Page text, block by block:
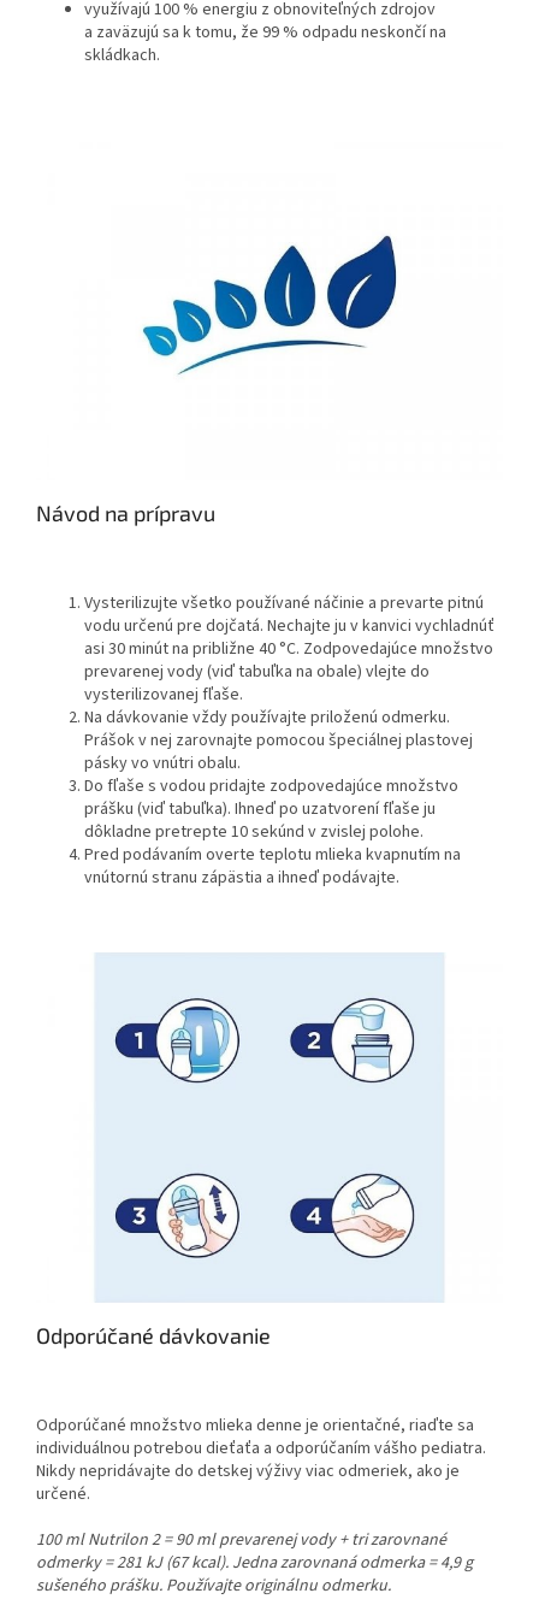
využívajú 100 % energiu z obnoviteľných zdrojov
a zaväzujú sa k tomu, že 99 % odpadu neskončí na
skládkach.
Návod na prípravu
Vysterilizujte všetko používané náčinie a prevarte pitnú
vodu určenú pre dojčatá. Nechajte ju v kanvici vychladnúť
asi 30 minút na približne 40 °C. Zodpovedajúce množstvo
prevarenej vody (viď tabuľka na obale) vlejte do
vysterilizovanej fľaše.
Na dávkovanie vždy používajte priloženú odmerku.
Prášok v nej zarovnajte pomocou špeciálnej plastovej
pásky vo vnútri obalu.
Do fľaše s vodou pridajte zodpovedajúce množstvo
prášku (viď tabuľka). Ihneď po uzatvorení fľaše ju
dôkladne pretrepte 10 sekúnd v zvislej polohe.
Pred podávaním overte teplotu mlieka kvapnutím na
vnútornú stranu zápästia a ihneď podávajte.
Odporúčané dávkovanie
Odporúčané množstvo mlieka denne je orientačné, riaďte sa
individuálnou potrebou dieťaťa a odporúčaním vášho pediatra.
Nikdy nepridávajte do detskej výživy viac odmeriek, ako je
určené.
100 ml Nutrilon 2 = 90 ml prevarenej vody + tri zarovnané
odmerky = 281 kJ (67 kcal). Jedna zarovnaná odmerka = 4,9 g
sušeného prášku. Používajte originálnu odmerku.